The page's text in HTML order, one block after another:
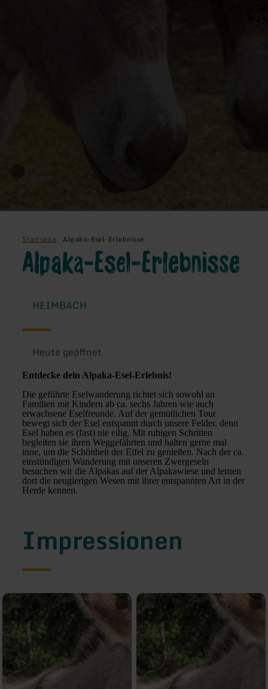
Startseite Alpaka-Esel-Erlebnisse
Alpaka-Esel-Erlebnisse
HEIMBACH
Heute geöffnet
Entdecke dein Alpaka-Esel-Erlebnis!
Die geführte Eselwanderung richtet sich sowohl an
Familien mit Kindern ab ca. sechs Jahren wie auch
erwachsene Eselfreunde. Auf der gemütlichen Tour
bewegt sich der Esel entspannt durch unsere Felder, denn
Esel haben es (fast) nie eilig. Mit ruhigen Schritten
begleiten sie ihren Weggefährten und halten gerne mal
inne, um die Schönheit der Eifel zu genießen. Nach der ca.
einstündigen Wanderung mit unseren Zwergeseln
besuchen wir die Alpakas auf der Alpakawiese und lernen
dort die neugierigen Wesen mit ihrer entspannten Art in der
Herde kennen.
Impressionen